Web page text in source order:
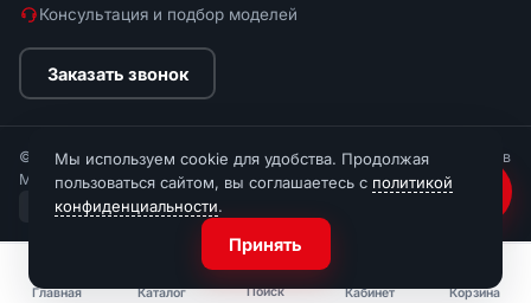
Консультация и подбор моделей
Заказать звонок
© 2026 Мир Стремянок. Интернет-магазин стремянок и лестниц в
Москве.
МИР СБП Visa Mastercard
Главная Каталог Поиск Кабинет Корзина
Мы используем cookie для удобства. Продолжая
пользоваться сайтом, вы соглашаетесь с политикой
конфиденциальности.
Принять